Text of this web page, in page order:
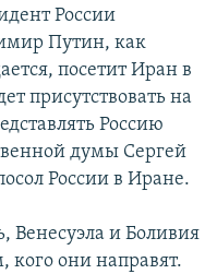
России
Путин, как
посетит Иран в
присутствовать на
Россию
думы Сергей
России в Иране.
Венесуэла и Боливия
кого они направят.